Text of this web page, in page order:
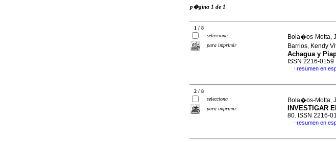
p�gina 1 de 1
1 / 8
selecciona
para imprimir
Bola�os-Motta,
Barrios, Kendy
Achagua y
ISSN 2216-0159
· resumen en
2 / 8
selecciona
para imprimir
Bola�os-Motta,
INVESTIGAR
80. ISSN 2216-
· resumen en